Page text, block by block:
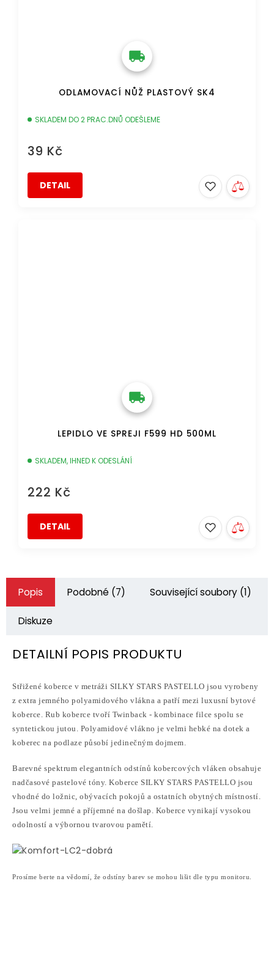
ODLAMOVACÍ NŮŽ PLASTOVÝ SK4
SKLADEM DO 2 PRAC.DNŮ ODEŠLEME
39 Kč
DETAIL
LEPIDLO VE SPREJI F599 HD 500ML
SKLADEM, IHNED K ODESLÁNÍ
222 Kč
DETAIL
Popis Podobné (7) Související soubory (1)
Diskuze
DETAILNÍ POPIS PRODUKTU
Střižené koberce v metráži SILKY STARS PASTELLO jsou vyrobeny
z extra jemného polyamidového vlákna a patří mezi luxusní bytové
koberce. Rub koberce tvoří Twinback - kombinace filce spolu se
syntetickou jutou. Polyamidové vlákno je velmi hebké na dotek a
koberec na podlaze působí jedinečným dojmem.
Barevné spektrum elegantních odstínů kobercových vláken obsahuje
nadčasové pastelové tóny. Koberce SILKY STARS PASTELLO jsou
vhodné do ložnic, obývacích pokojů a ostatních obytných místností.
Jsou velmi jemné a příjemné na došlap. Koberce vynikají vysokou
odolností a výbornou tvarovou pamětí.
Prosíme berte na vědomí, že odstíny barev se mohou lišit dle typu monitoru.